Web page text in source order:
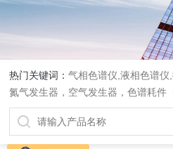
热门关键词：气相色谱仪,液相色谱仪
氮气发生器，空气发生器，色谱耗件
阀件、进样器、色谱担体），顶空进
计，原子吸收分光光度计，傅立叶红
室产品。